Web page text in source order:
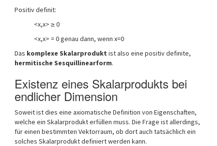
Positiv definit:
<x,x> ≥ 0
<x,x> = 0 genau dann, wenn x=0
Das komplexe Skalarprodukt ist also eine positiv definite,
hermitische Sesquillinearform.
Existenz eines Skalarprodukts bei
endlicher Dimension
Soweit ist dies eine axiomatische Definition von Eigenschaften,
welche ein Skalarprodukt erfüllen muss. Die Frage ist allerdings,
für einen bestimmten Vektorraum, ob dort auch tatsächlich ein
solches Skalarprodukt definiert werden kann.